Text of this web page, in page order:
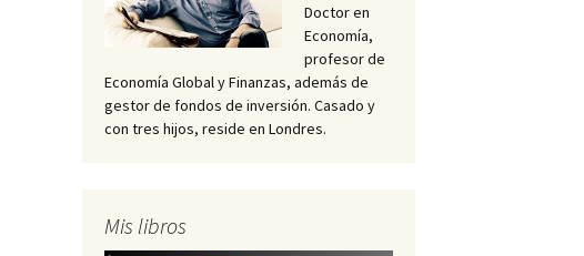
Doctor en
Economía,
profesor de
Economía Global y Finanzas, además de
gestor de fondos de inversión. Casado y
con tres hijos, reside en Londres.
Mis libros